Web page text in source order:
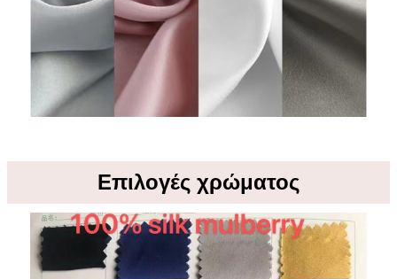
Επιλογές χρώματος